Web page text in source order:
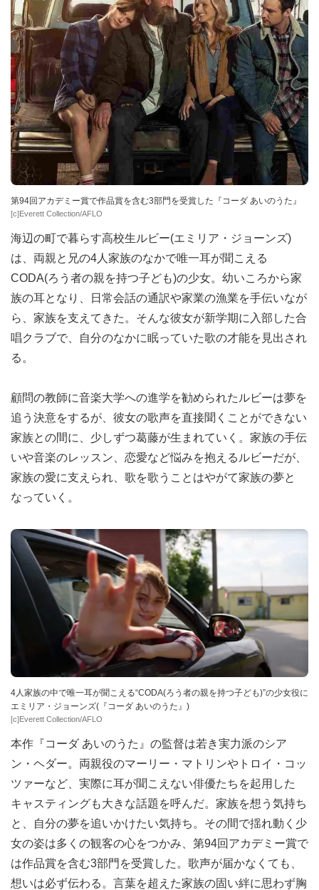
第94回アカデミー賞で作品賞を含む3部門を受賞した『コーダ あいのうた』
[c]Everett Collection/AFLO
海辺の町で暮らす高校生ルビー(エミリア・ジョーンズ)
は、両親と兄の4人家族のなかで唯一耳が聞こえる
CODA(ろう者の親を持つ子ども)の少女。幼いころから家
族の耳となり、日常会話の通訳や家業の漁業を手伝いなが
ら、家族を支えてきた。そんな彼女が新学期に入部した合
唱クラブで、自分のなかに眠っていた歌の才能を見出され
る。
顧問の教師に音楽大学への進学を勧められたルビーは夢を
追う決意をするが、彼女の歌声を直接聞くことができない
家族との間に、少しずつ葛藤が生まれていく。家族の手伝
いや音楽のレッスン、恋愛など悩みを抱えるルビーだが、
家族の愛に支えられ、歌を歌うことはやがて家族の夢と
なっていく。
4人家族の中で唯一耳が聞こえる“CODA(ろう者の親を持つ子ども)”の少女役に
エミリア・ジョーンズ(『コーダ あいのうた』)
[c]Everett Collection/AFLO
本作『コーダ あいのうた』の監督は若き実力派のシア
ン・ヘダー。両親役のマーリー・マトリンやトロイ・コッ
ツァーなど、実際に耳が聞こえない俳優たちを起用した
キャスティングも大きな話題を呼んだ。家族を想う気持ち
と、自分の夢を追いかけたい気持ち。その間で揺れ動く少
女の姿は多くの観客の心をつかみ、第94回アカデミー賞で
は作品賞を含む3部門を受賞した。歌声が届かなくても、
想いは必ず伝わる。言葉を超えた家族の固い絆に思わず胸